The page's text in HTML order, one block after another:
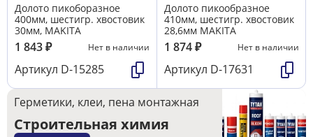
Долото пикоборазное
400мм, шестигр. хвостовик
30мм, MAKITA
1 843₽ Нет в наличии
Артикул D-15285
Долото пикообразное
410мм, шестигр. хвостовик
28,6мм MAKITA
1 874₽ Нет в наличии
Артикул D-17631
Герметики, клеи, пена монтажная
Строительная химия